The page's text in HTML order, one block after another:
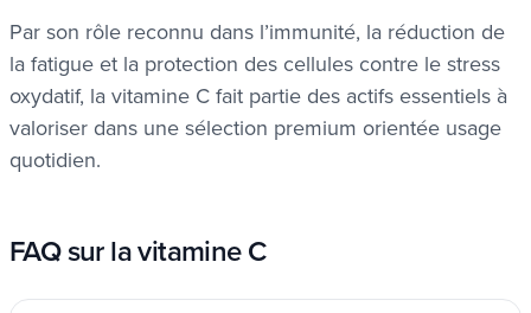
Par son rôle reconnu dans l’immunité, la réduction de
la fatigue et la protection des cellules contre le stress
oxydatif, la vitamine C fait partie des actifs essentiels à
valoriser dans une sélection premium orientée usage
quotidien.
FAQ sur la vitamine C